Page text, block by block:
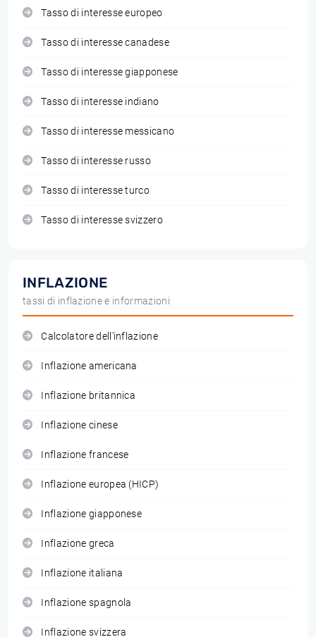
Tasso di interesse europeo
Tasso di interesse canadese
Tasso di interesse giapponese
Tasso di interesse indiano
Tasso di interesse messicano
Tasso di interesse russo
Tasso di interesse turco
Tasso di interesse svizzero
INFLAZIONE
tassi di inflazione e informazioni
Calcolatore dell'inflazione
Inflazione americana
Inflazione britannica
Inflazione cinese
Inflazione francese
Inflazione europea (HICP)
Inflazione giapponese
Inflazione greca
Inflazione italiana
Inflazione spagnola
Inflazione svizzera